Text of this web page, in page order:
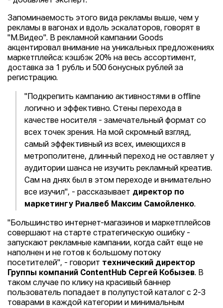
Запоминаемость этого вида рекламы выше, чем у
рекламы в вагонах и вдоль эскалаторов, говорят в
"М.Видео". В рекламной кампании Goods
акцентировал внимание на уникальных предложениях
маркетплейса: кэшбэк 20% на весь ассортимент,
доставка за 1 рубль и 500 бонусных рублей за
регистрацию.
"Подкрепить кампанию активностями в offline
логично и эффективно. Стены перехода в
качестве носителя - замечательный формат со
всех точек зрения. На мой скромный взгляд,
самый эффективный из всех, имеющихся в
метрополитене, длинный переход не оставляет у
аудитории шанса не изучить рекламный креатив.
Сам на днях был в этом переходе и внимательно
все изучил", - рассказывает директор по
маркетингу Риалвеб Максим Самойленко.
"Большинство интернет-магазинов и маркетплейсов
совершают на старте стратегическую ошибку -
запускают рекламные кампании, когда сайт еще не
наполнен и не готов к большому потоку
посетителей", - говорит технический директор
Группы компаний ContentHub Сергей Кобызев. В
таком случае по клику на красивый баннер
пользователь попадает в полупустой каталог с 2-3
товарами в каждой категории и минимальным